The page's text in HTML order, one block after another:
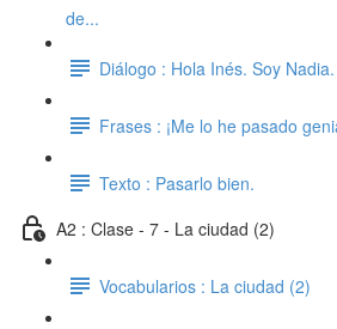
de...
Diálogo : Hola Inés. Soy Nadia.
Frases : ¡Me lo he pasado
Texto : Pasarlo bien.
A2 : Clase - 7 - La ciudad (2)
Vocabularios : La ciudad (2)